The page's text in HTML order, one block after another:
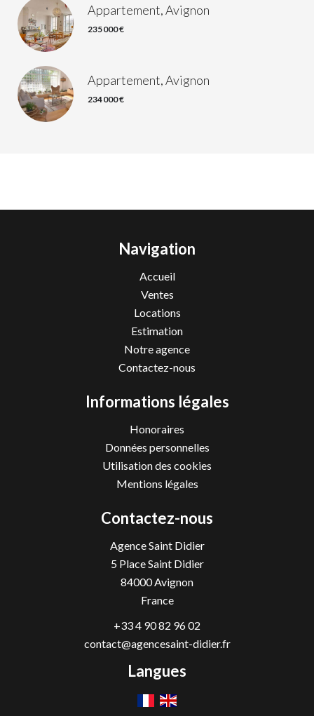
Appartement, Avignon
235 000 €
Appartement, Avignon
234 000 €
Navigation
Accueil
Ventes
Locations
Estimation
Notre agence
Contactez-nous
Informations légales
Honoraires
Données personnelles
Utilisation des cookies
Mentions légales
Contactez-nous
Agence Saint Didier
5 Place Saint Didier
84000Avignon
France
+33 4 90 82 96 02
contact@agencesaint-didier.fr
Langues